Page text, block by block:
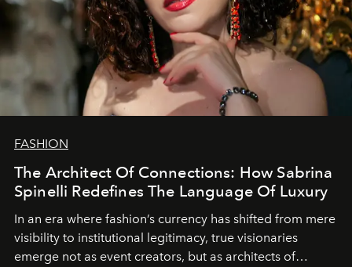
FASHION
The Architect Of Connections: How Sabrina
Spinelli Redefines The Language Of Luxury
In an era where fashion’s currency has shifted from mere
visibility to institutional legitimacy, true visionaries
emerge not as event creators, but as architects of